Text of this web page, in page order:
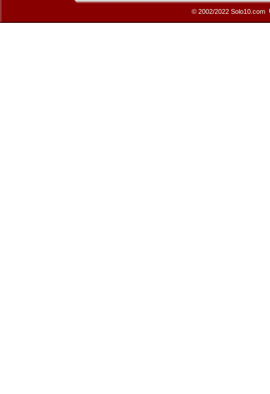
© 2002/2022 Solo10.com